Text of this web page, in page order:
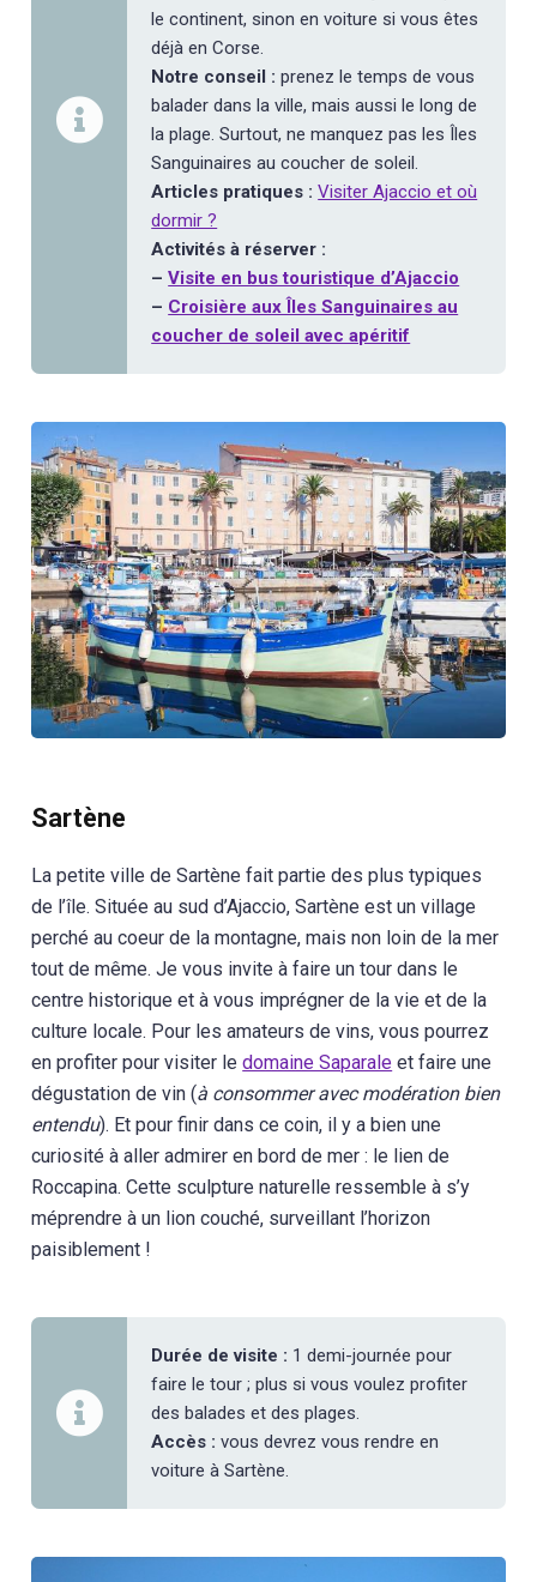
le continent, sinon en voiture si vous êtes
déjà en Corse.
Notre conseil : prenez le temps de vous
balader dans la ville, mais aussi le long de
la plage. Surtout, ne manquez pas les Îles
Sanguinaires au coucher de soleil.
Articles pratiques : Visiter Ajaccio et où
dormir ?
Activités à réserver :
–Visite en bus touristique d’Ajaccio
– Croisière aux Îles Sanguinaires au
coucher de soleil avec apéritif
Sartène
La petite ville de Sartène fait partie des plus typiques
de l’île. Située au sud d’Ajaccio, Sartène est un village
perché au coeur de la montagne, mais non loin de la mer
tout de même. Je vous invite à faire un tour dans le
centre historique et à vous imprégner de la vie et de la
culture locale. Pour les amateurs de vins, vous pourrez
en profiter pour visiter ledomaine Saparale et faire une
dégustation de vin (à consommer avec modération bien
entendu). Et pour finir dans ce coin, il y a bien une
curiosité à aller admirer en bord de mer : le lien de
Roccapina. Cette sculpture naturelle ressemble à s’y
méprendre à un lion couché, surveillant l’horizon
paisiblement !
Durée de visite : 1 demi-journée pour
faire le tour ; plus si vous voulez profiter
des balades et des plages.
Accès : vous devrez vous rendre en
voiture à Sartène.